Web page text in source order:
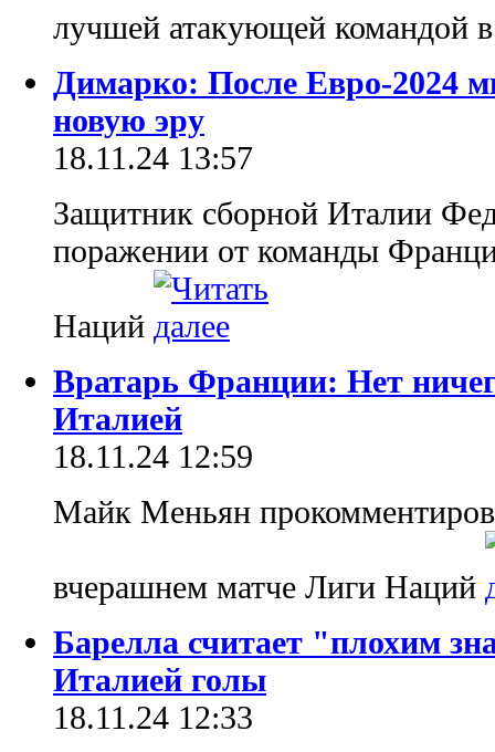
лучшей атакующей командой
Димарко: После Евро-2024
новую эру
18.11.24 13:57
Защитник сборной Италии
поражении от команды
Наций
Вратарь Франции: Нет
Италией
18.11.24 12:59
Майк Меньян
вчерашнем матче Лиги Наций
Барелла считает "плохим
Италией голы
18.11.24 12:33